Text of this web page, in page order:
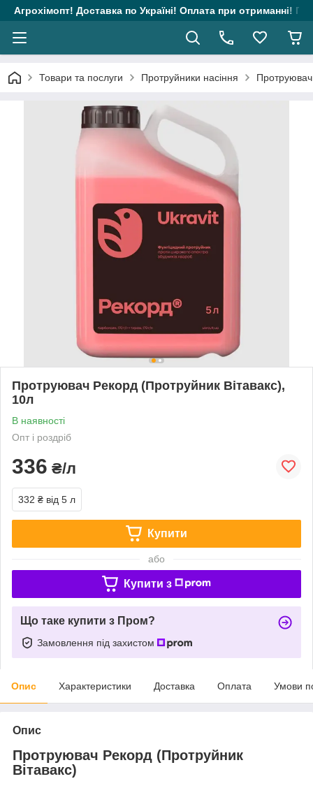
Агрохімопт! Доставка по Україні! Оплата при отриманні!
Товари та послуги Протруйники насіння
Протруювач Рекорд (Протруйник Вітавакс),
10л
В наявності
Опт і роздріб
336 ₴/л
332 ₴ від 5 л
Купити
або
Купити з
Що таке купити з Пром?
Замовлення під захистом
Опис Характеристики Доставка Оплата Умови
Опис
Протруювач Рекорд (Протруйник
Вітавакс)